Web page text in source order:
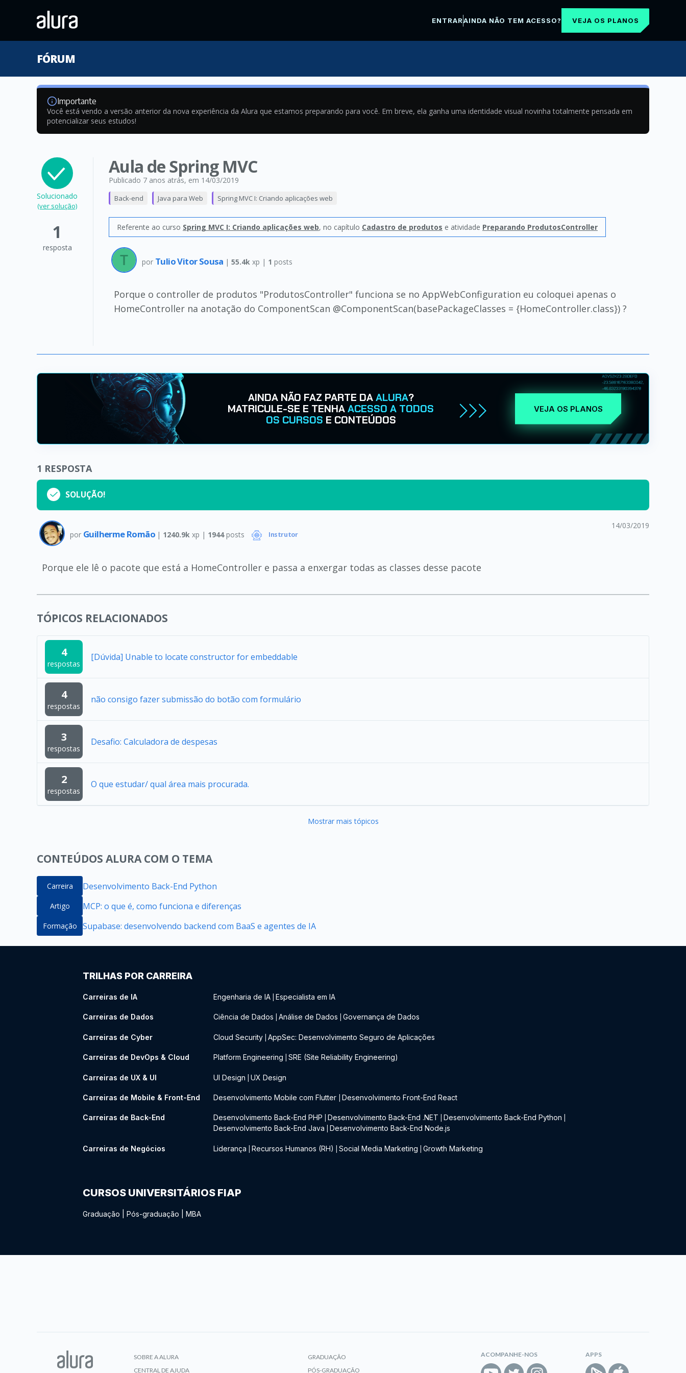
ENTRARAINDA NÃO TEM ACESSO? VEJA OS PLANOS
FÓRUM
Importante
Você está vendo a versão anterior da nova experiência da Alura que estamos preparando para você. Em breve, ela ganha uma identidade visual novinha totalmente pensada em
potencializar seus estudos!
Solucionado
(ver solução)
1
resposta
Aula de Spring MVC
Publicado 7 anos atrás, em 14/03/2019
Back-end Java para Web Spring MVC I: Criando aplicações web
Referente ao curso Spring MVC I: Criando aplicações web, no capítulo Cadastro de produtos e atividade Preparando ProdutosController
por Tulio Vitor Sousa |55.4k xp | 1 posts
Porque o controller de produtos "ProdutosController" funciona se no AppWebConfiguration eu coloquei apenas o
HomeController na anotação do ComponentScan @ComponentScan(basePackageClasses = {HomeController.class}) ?
AINDA NÃO FAZ PARTE DAALURA?
MATRICULE-SE E TENHAACESSO A TODOS
OS CURSOS E CONTEÚDOS
VEJA OS PLANOS
1 RESPOSTA
SOLUÇÃO!
por Guilherme Romão | 1240.9k xp | 1944posts Instrutor
14/03/2019
Porque ele lê o pacote que está a HomeController e passa a enxergar todas as classes desse pacote
TÓPICOS RELACIONADOS
4
respostas
[Dúvida] Unable to locate constructor for embeddable
4
respostas
não consigo fazer submissão do botão com formulário
3
respostas
Desafio: Calculadora de despesas
2
respostas
O que estudar/ qual área mais procurada.
Mostrar mais tópicos
CONTEÚDOS ALURA COM O TEMA
Carreira Desenvolvimento Back-End Python
Artigo MCP: o que é, como funciona e diferenças
Formação Supabase: desenvolvendo backend com BaaS e agentes de IA
TRILHAS POR CARREIRA
Carreiras de IA Engenharia de IA Especialista em IA
Carreiras de Dados Ciência de Dados Análise de Dados Governança de Dados
Carreiras de Cyber Cloud Security AppSec: Desenvolvimento Seguro de Aplicações
Carreiras de DevOps & Cloud Platform Engineering SRE (Site Reliability Engineering)
Carreiras de UX & UI UI Design UX Design
Carreiras de Mobile & Front-End Desenvolvimento Mobile com Flutter Desenvolvimento Front-End React
Carreiras de Back-End Desenvolvimento Back-End PHP Desenvolvimento Back-End .NET Desenvolvimento Back-End Python
Desenvolvimento Back-End Java Desenvolvimento Back-End Node.js
Carreiras de Negócios Liderança Recursos Humanos (RH) Social Media Marketing Growth Marketing
CURSOS UNIVERSITÁRIOS FIAP
Graduação Pós-graduação MBA
SOBRE A ALURA
CENTRAL DE AJUDA
GRADUAÇÃO
PÓS-GRADUAÇÃO
ACOMPANHE-NOS APPS